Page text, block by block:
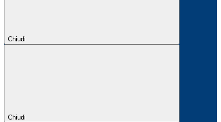
Chiudi
Chiudi